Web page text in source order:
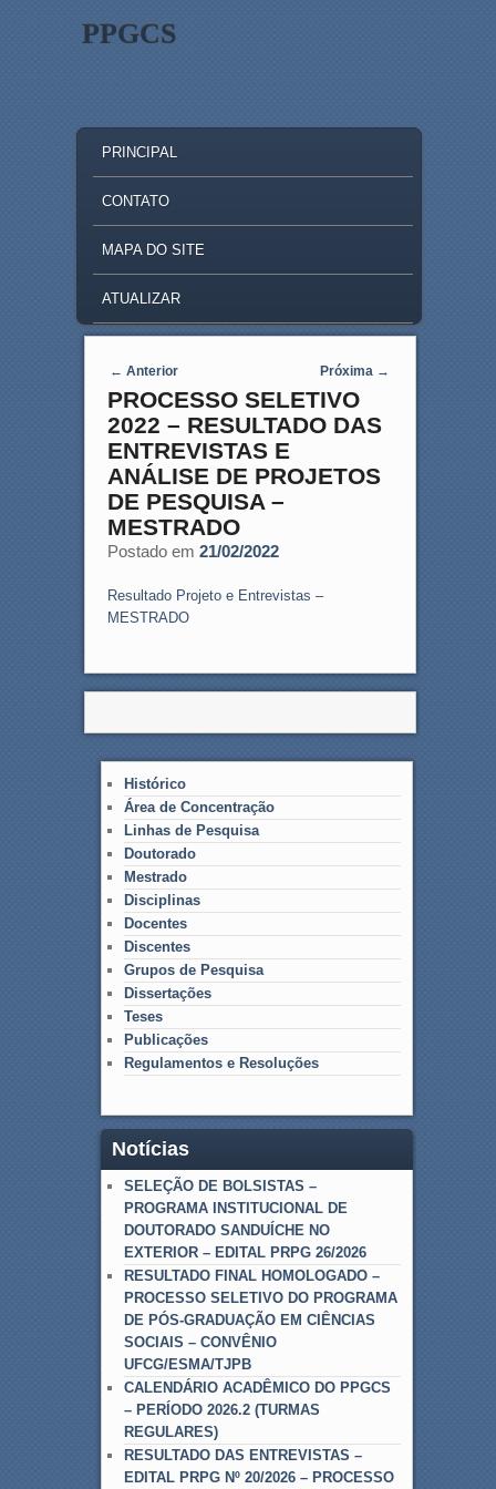
PPGCS
SKIP TO PRIMARY CONTENT
SKIP TO SECONDARY CONTENT
PRINCIPAL
CONTATO
MAPA DO SITE
ATUALIZAR
Post navigation
← Anterior Próxima →
PROCESSO SELETIVO
2022 – RESULTADO DAS
ENTREVISTAS E
ANÁLISE DE PROJETOS
DE PESQUISA –
MESTRADO
Postado em 21/02/2022
Resultado Projeto e Entrevistas –
MESTRADO
Histórico
Área de Concentração
Linhas de Pesquisa
Doutorado
Mestrado
Disciplinas
Docentes
Discentes
Grupos de Pesquisa
Dissertações
Teses
Publicações
Regulamentos e Resoluções
Notícias
SELEÇÃO DE BOLSISTAS –
PROGRAMA INSTITUCIONAL DE
DOUTORADO SANDUÍCHE NO
EXTERIOR – EDITAL PRPG 26/2026
RESULTADO FINAL HOMOLOGADO –
PROCESSO SELETIVO DO PROGRAMA
DE PÓS-GRADUAÇÃO EM CIÊNCIAS
SOCIAIS – CONVÊNIO
UFCG/ESMA/TJPB
CALENDÁRIO ACADÊMICO DO PPGCS
– PERÍODO 2026.2 (TURMAS
REGULARES)
RESULTADO DAS ENTREVISTAS –
EDITAL PRPG Nº 20/2026 – PROCESSO